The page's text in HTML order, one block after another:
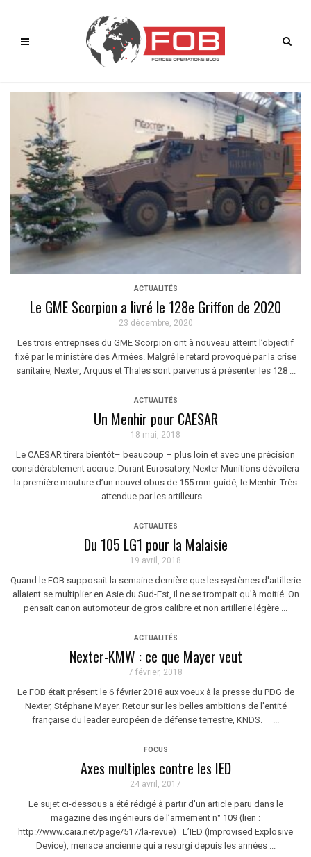
ACTUALITÉS
Le GME Scorpion a livré le 128e Griffon de 2020
23 décembre, 2020
Les trois entreprises du GME Scorpion ont à nouveau atteint l’objectif
fixé par le ministère des Armées. Malgré le retard provoqué par la crise
sanitaire, Nexter, Arquus et Thales sont parvenus à présenter les 128 ...
ACTUALITÉS
Un Menhir pour CAESAR
18 mai, 2018
Le CAESAR tirera bientôt– beaucoup – plus loin et avec une précision
considérablement accrue. Durant Eurosatory, Nexter Munitions dévoilera
la première mouture d’un nouvel obus de 155 mm guidé, le Menhir. Très
attendue par les artilleurs ...
ACTUALITÉS
Du 105 LG1 pour la Malaisie
19 avril, 2018
Quand le FOB supposait la semaine dernière que les systèmes d'artillerie
allaient se multiplier en Asie du Sud-Est, il ne se trompait qu'à moitié. On
pensait canon automoteur de gros calibre et non artillerie légère ...
ACTUALITÉS
Nexter-KMW : ce que Mayer veut
7 février, 2018
Le FOB était présent le 6 février 2018 aux voeux à la presse du PDG de
Nexter, Stéphane Mayer. Retour sur les belles ambitions de l'entité
française du leader européen de défense terrestre, KNDS. ...
FOCUS
Axes multiples contre les IED
24 avril, 2017
Le sujet ci-dessous a été rédigé à partir d'un article paru dans le
magazine des ingénieurs de l’armement n° 109 (lien :
http://www.caia.net/page/517/la-revue) L’IED (Improvised Explosive
Device), menace ancienne qui a resurgi depuis les années ...